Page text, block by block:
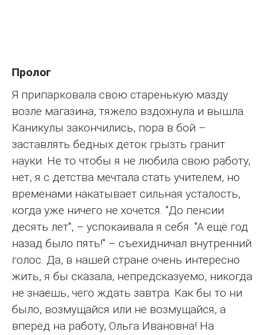
Пролог
Я припарковала свою старенькую мазду
возле магазина, тяжело вздохнула и вышла.
Каникулы закончились, пора в бой –
заставлять бедных деток грызть гранит
науки. Не то чтобы я не любила свою работу,
нет, я с детства мечтала стать учителем, но
временами накатывает сильная усталость,
когда уже ничего не хочется. "До пенсии
десять лет", – успокаивала я себя. "А ещё год
назад было пять!" – съехидничал внутренний
голос. Да, в нашей стране очень интересно
жить, я бы сказала, непредсказуемо, никогда
не знаешь, чего ждать завтра. Как бы то ни
было, возмущайся или не возмущайся, а
вперёд на работу, Ольга Ивановна! На